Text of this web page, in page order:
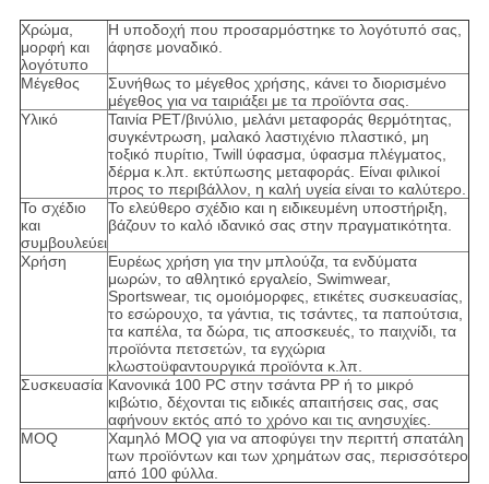
Χρώμα,
μορφή και
λογότυπο
Η υποδοχή που προσαρμόστηκε το λογότυπό σας,
άφησε μοναδικό.
Μέγεθος
Συνήθως το μέγεθος χρήσης, κάνει το διορισμένο
μέγεθος για να ταιριάξει με τα προϊόντα σας.
Υλικό
Ταινία PET/βινύλιο, μελάνι μεταφοράς θερμότητας,
συγκέντρωση, μαλακό λαστιχένιο πλαστικό, μη
τοξικό πυρίτιο, Twill ύφασμα, ύφασμα πλέγματος,
δέρμα κ.λπ. εκτύπωσης μεταφοράς. Είναι φιλικοί
προς το περιβάλλον, η καλή υγεία είναι το καλύτερο.
Το σχέδιο
και
συμβουλεύει
Το ελεύθερο σχέδιο και η ειδικευμένη υποστήριξη,
βάζουν το καλό ιδανικό σας στην πραγματικότητα.
Χρήση
Ευρέως χρήση για την μπλούζα, τα ενδύματα
μωρών, το αθλητικό εργαλείο, Swimwear,
Sportswear, τις ομοιόμορφες, ετικέτες συσκευασίας,
το εσώρουχο, τα γάντια, τις τσάντες, τα παπούτσια,
τα καπέλα, τα δώρα, τις αποσκευές, το παιχνίδι, τα
προϊόντα πετσετών, τα εγχώρια
κλωστοϋφαντουργικά προϊόντα κ.λπ.
Συσκευασία Κανονικά 100 PC στην τσάντα PP ή το μικρό
κιβώτιο, δέχονται τις ειδικές απαιτήσεις σας, σας
αφήνουν εκτός από το χρόνο και τις ανησυχίες.
MOQ
Χαμηλό MOQ για να αποφύγει την περιττή σπατάλη
των προϊόντων και των χρημάτων σας, περισσότερο
από 100 φύλλα.